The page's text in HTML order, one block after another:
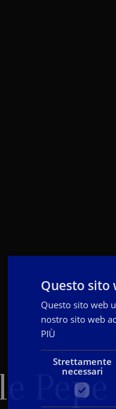
Pepe
Questo sito
Questo sito web
nostro sito web
PIÙ
Strettamente
necessari